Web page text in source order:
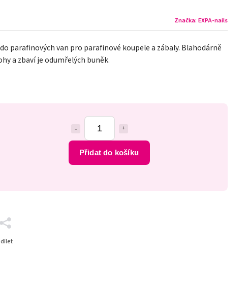
Přidat do košíku
Značka: EXPA-nails
parafinových van pro parafinové koupele a zábaly. Blahodárně
a zbaví je odumřelých buněk.